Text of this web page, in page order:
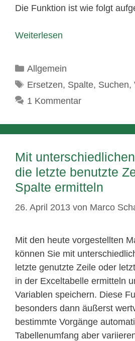
Die Funktion ist wie folgt
Weiterlesen
Kategorien
Allgemein
Schlagwörter
Ersetzen, Spalte, Suchen,
1 Kommentar
Mit
die letzte benutzte
Spalte ermitteln
26. April 2013 von Marco
Mit den heute vorgestellten
können Sie mit
letzte genutzte Zeile oder
in der Exceltabelle ermitteln
Variablen speichern. Diese
besonders dann äußerst
bestimmte Vorgänge
Tabellenumfang aber